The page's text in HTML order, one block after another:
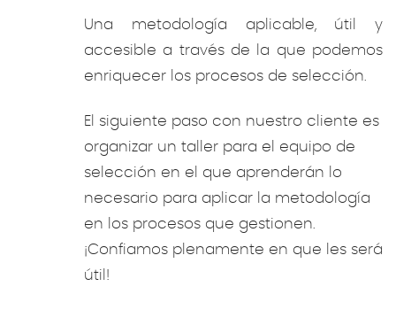
Una metodología aplicable, útil y
accesible a través de la que podemos
enriquecer los procesos de selección.
El siguiente paso con nuestro cliente es
organizar un taller para el equipo de
selección en el que aprenderán lo
necesario para aplicar la metodología
en los procesos que gestionen.
¡Confiamos plenamente en que les será
útil!